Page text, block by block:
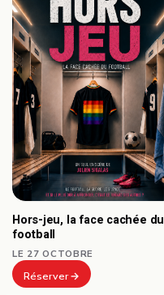
Hors-jeu, la face cachée du
football
LE 27 OCTOBRE
Réserver